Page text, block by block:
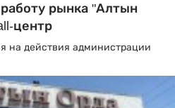
рынка "Алтын
центр
на действия администрации